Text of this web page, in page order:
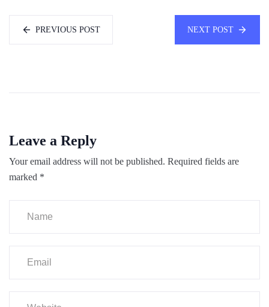
PREVIOUS POST NEXT POST
Leave a Reply
Your email address will not be published. Required fields are
marked *